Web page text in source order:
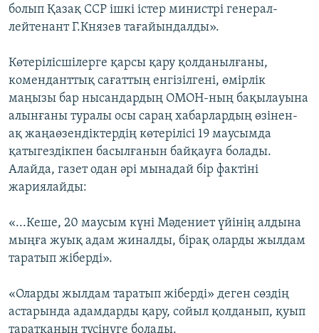
болып Қазақ ССР ішкі істер министрі генерал-
лейтенант Г.Князев тағайындалды».
Көтерілісшілерге қарсы қару қолданылғаны,
коменданттық сағаттың енгізілгені, өмірлік
маңызы бар нысандардың ОМОН-ның бақылауына
алынғаны туралы осы сараң хабарлардың өзінен-
ақ жаңаөзендіктердің көтерілісі 19 маусымда
қатыгездікпен басылғанын байқауға болады.
Алайда, газет одан әрі мынадай бір фактіні
жариялайды:
«...Кеше, 20 маусым күні Мәдениет үйінің алдына
мыңға жуық адам жиналды, бірақ оларды жылдам
таратып жіберді».
«Оларды жылдам таратып жіберді» деген сөздің
астарында адамдарды қару, сойыл қолданып, қуып
таратқанын түсінуге болады.